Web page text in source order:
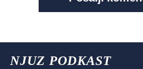
NJUZ PODKAST